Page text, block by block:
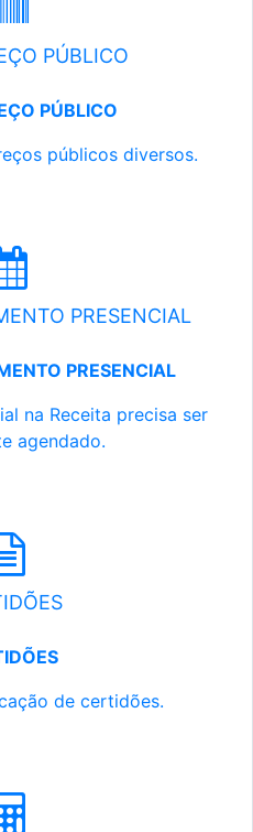
PÚBLICO
PÚBLICO
públicos diversos.
PRESENCIAL
PRESENCIAL
na Receita precisa ser
agendado.
de certidões.